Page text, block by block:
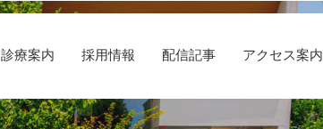
診療案内 採用情報 配信記事 アクセス案内